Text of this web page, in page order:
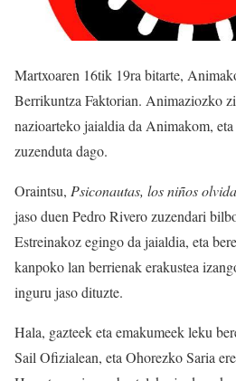
Martxoaren 16tik 19ra bitarte,
Berrikuntza Faktorian. Animaziozko
nazioarteko jaialdia da Animakom,
zuzenduta dago.
Oraintsu, Psiconautas, los niños
jaso duen Pedro Rivero zuzendari
Estreinakoz egingo da jaialdia, eta
kanpoko lan berrienak erakustea
inguru jaso dituzte.
Hala, gazteek eta emakumeek leku
Sail Ofizialean, eta Ohorezko Saria